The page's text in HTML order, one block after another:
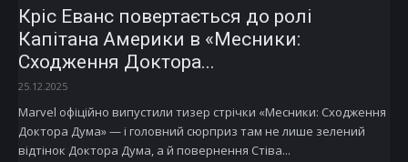
Кріс Еванс повертається до ролі
Капітана Америки в «Месники:
Сходження Доктора...
25.12.2025
Marvel офіційно випустили тизер стрічки «Месники: Сходження
Доктора Дума» — і головний сюрприз там не лише зелений
відтінок Доктора Дума, а й повернення Стіва...